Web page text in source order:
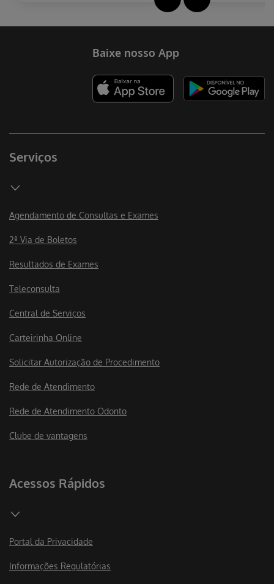
Serviços
Agendamento de Consultas e Exames
2ª Via de Boletos
Resultados de Exames
Teleconsulta
Central de Serviços
Carteirinha Online
Solicitar Autorização de Procedimento
Rede de Atendimento
Rede de Atendimento Odonto
Clube de vantagens
Acessos Rápidos
Portal da Privacidade
Informações Regulatórias
Baixe nosso App